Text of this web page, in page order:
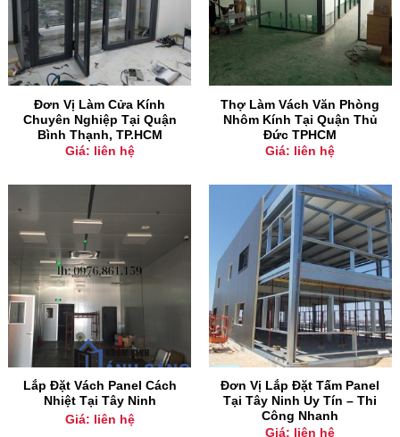
Đơn Vị Làm Cửa Kính
Chuyên Nghiệp Tại Quận
Bình Thạnh, TP.HCM
Giá: liên hệ
Thợ Làm Vách Văn Phòng
Nhôm Kính Tại Quận Thủ
Đức TPHCM
Giá: liên hệ
Lắp Đặt Vách Panel Cách
Nhiệt Tại Tây Ninh
Giá: liên hệ
Đơn Vị Lắp Đặt Tấm Panel
Tại Tây Ninh Uy Tín – Thi
Công Nhanh
Giá: liên hệ